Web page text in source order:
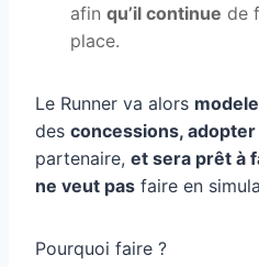
afin qu’il continue de
place.
Le Runner va alors
des concessions, adopter
partenaire, et sera prêt à
ne veut pas faire en
Pourquoi faire ?